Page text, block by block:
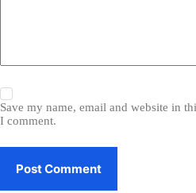
Save my name, email and website in
I comment.
Post Comment